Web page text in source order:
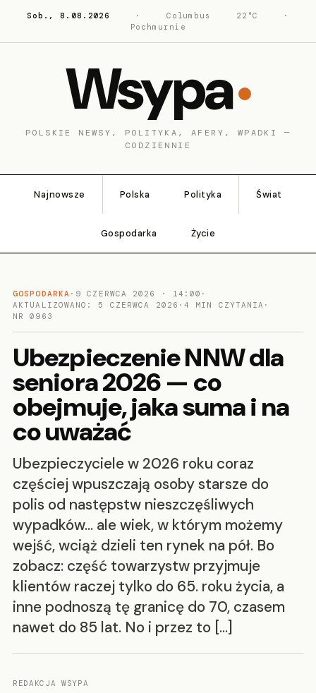
Sob., 8.08.2026 · Columbus 22°C
·
Pochmurnie
Wsypa
POLSKIE NEWSY, POLITYKA, AFERY, WPADKI —
CODZIENNIE
Najnowsze Polska Polityka Świat
Gospodarka Życie
GOSPODARKA · 9 CZERWCA 2026 · 14:00 ·
AKTUALIZOWANO: 5 CZERWCA 2026 ·4 MIN CZYTANIA ·
NR 0963
Ubezpieczenie NNW dla
seniora 2026 — co
obejmuje, jaka suma i na
co uważać
Ubezpieczyciele w 2026 roku coraz
częściej wpuszczają osoby starsze do
polis od następstw nieszczęśliwych
wypadków… ale wiek, w którym możemy
wejść, wciąż dzieli ten rynek na pół. Bo
zobacz: część towarzystw przyjmuje
klientów raczej tylko do 65. roku życia, a
inne podnoszą tę granicę do 70, czasem
nawet do 85 lat. No i przez to […]
REDAKCJA WSYPA